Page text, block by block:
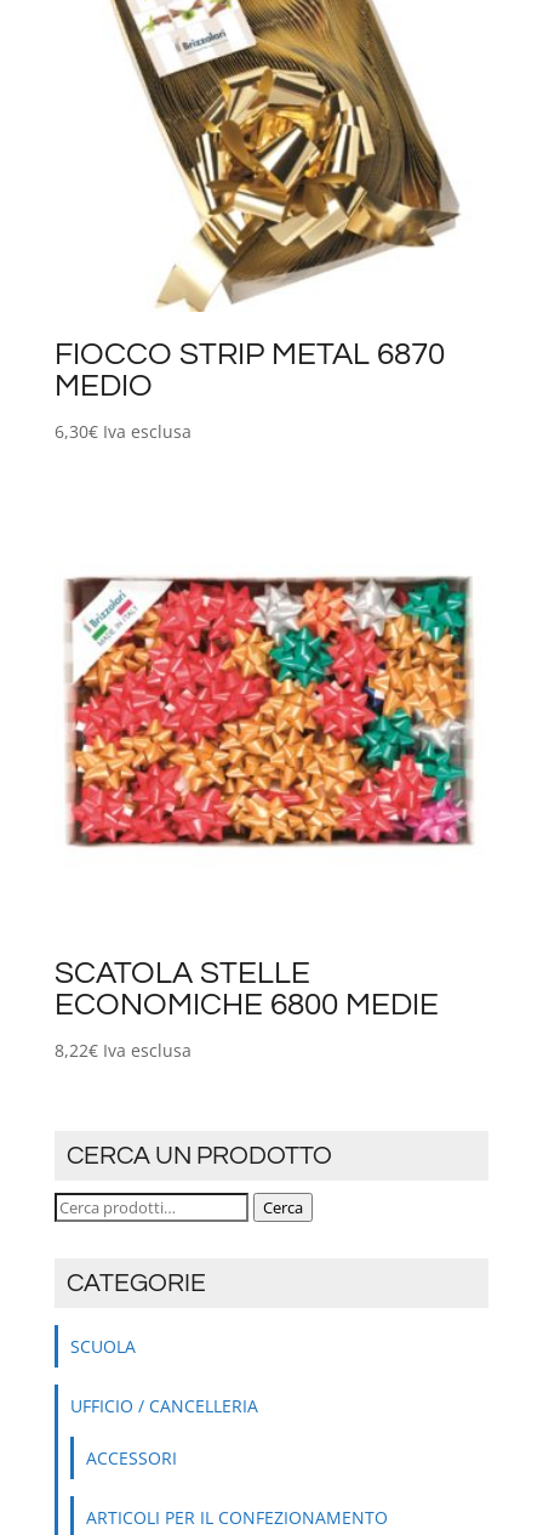
FIOCCO STRIP METAL 6870
MEDIO
6,30€ Iva esclusa
SCATOLA STELLE
ECONOMICHE 6800 MEDIE
8,22€ Iva esclusa
CERCA UN PRODOTTO
Cerca: Cerca
CATEGORIE
SCUOLA
UFFICIO / CANCELLERIA
ACCESSORI
ARTICOLI PER IL CONFEZIONAMENTO